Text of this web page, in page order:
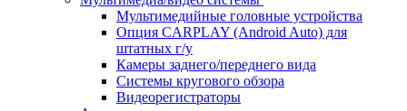
Мультимедийные головные устройства
Опция CARPLAY (Android Auto) для
штатных г/у
Камеры заднего/переднего вида
Системы кругового обзора
Видеорегистраторы